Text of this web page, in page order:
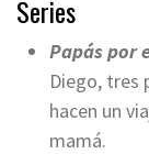
Series
Papás por
Diego, tres
hacen un
mamá.